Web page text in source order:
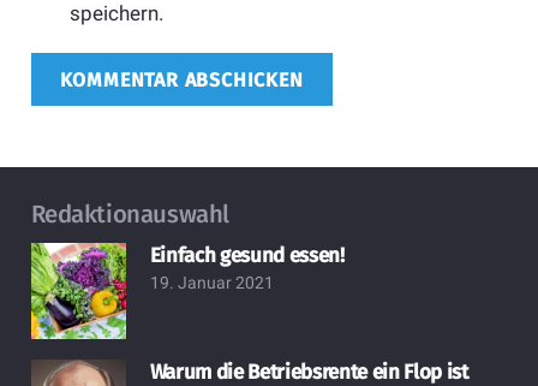
speichern.
KOMMENTAR ABSCHICKEN
Redaktionauswahl
Einfach gesund essen!
19. Januar 2021
Warum die Betriebsrente ein Flop ist